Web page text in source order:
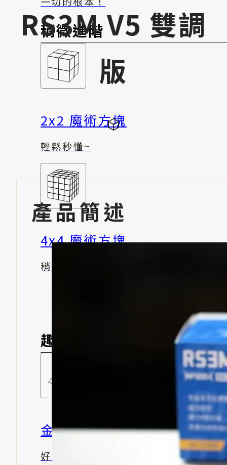
稍微進階
2x2 魔術方塊
輕鬆秒懂~
4x4 魔術方塊
稍有挑戰性
趣味體驗
金字塔魔術方塊
好學又好玩
RS3M V5 雙調
版
產品簡述